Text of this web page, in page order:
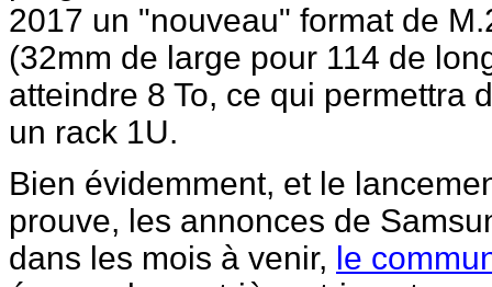
2017 un "nouveau" format de
(32mm de large pour 114 de
atteindre 8 To, ce qui permettra
un rack 1U.
Bien évidemment, et le
prouve, les annonces de
dans les mois à venir, le